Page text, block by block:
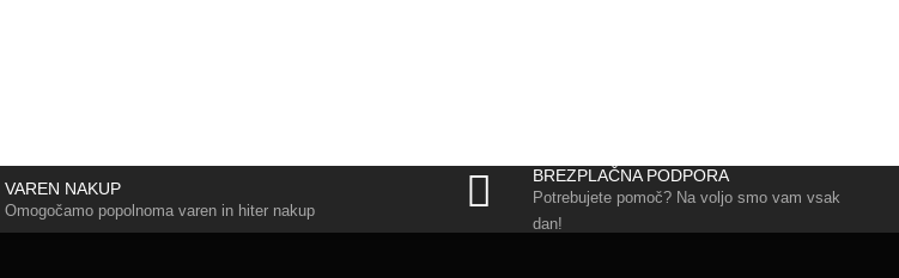
VAREN NAKUP
Omogočamo popolnoma varen in hiter nakup
BREZPLAČNA PODPORA
Potrebujete pomoč? Na voljo smo vam vsak
dan!